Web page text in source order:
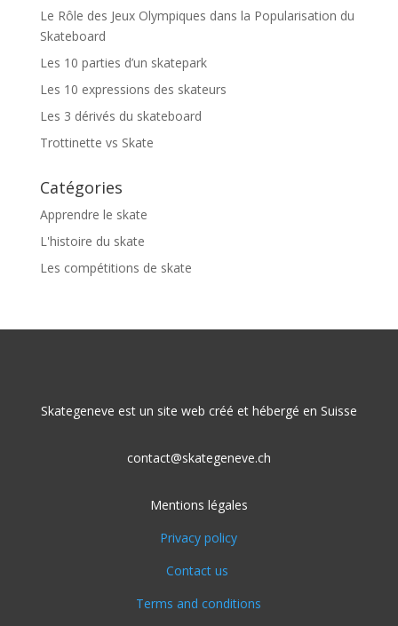
Le Rôle des Jeux Olympiques dans la Popularisation du
Skateboard
Les 10 parties d’un skatepark
Les 10 expressions des skateurs
Les 3 dérivés du skateboard
Trottinette vs Skate
Catégories
Apprendre le skate
L'histoire du skate
Les compétitions de skate
Skategeneve est un site web créé et hébergé en Suisse
contact@skategeneve.ch
Mentions légales
Privacy policy
Contact us
Terms and conditions